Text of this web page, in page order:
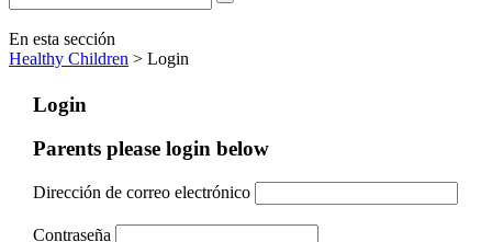
En esta sección
Healthy Children > Login
Login
Parents please login below
Dirección de correo electrónico
Contraseña